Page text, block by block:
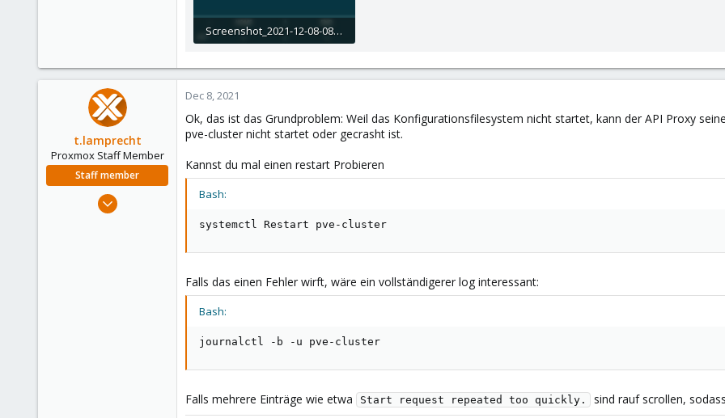
Screenshot_2021-12-08-08-30-13-664_com.sonelli.juicessh.jpg
t.lamprecht
Proxmox Staff Member
Staff member
Jul 28, 2015
Dec 8, 2021
Ok, das ist das Grundproblem: Weil das Konfigurationsfilesystem nicht startet, kann der API Proxy
pve-cluster nicht startet oder gecrasht ist.
Kannst du mal einen restart Probieren
Bash:
systemctl Restart pve-cluster
Falls das einen Fehler wirft, wäre ein vollständigerer log interessant:
Bash:
journalctl -b -u pve-cluster
Falls mehrere Einträge wie etwa Start request repeated too quickly. sind rauf scrollen,